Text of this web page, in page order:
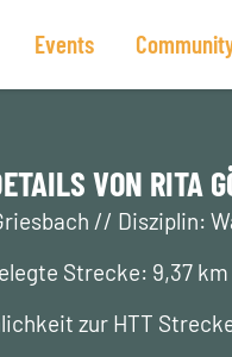
Events
VON RITA
// Disziplin:
Strecke: 9,37 km
zur HTT